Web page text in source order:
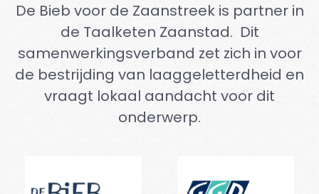
De Bieb voor de Zaanstreek is partner in
de Taalketen Zaanstad. Dit
samenwerkingsverband zet zich in voor
de bestrijding van laaggeletterdheid en
vraagt lokaal aandacht voor dit
onderwerp.